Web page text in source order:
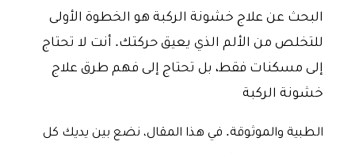
البحث عن علاج خشونة الركبة هو الخطوة الأولى
للتخلص من الألم الذي يعيق حركتك. أنت لا تحتاج
إلى مسكنات فقط، بل تحتاج إلى فهم طرق علاج
خشونة الركبة
الطبية والموثوقة. في هذا المقال، نضع بين يديك كل